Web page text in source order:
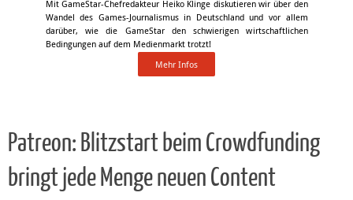
Mit GameStar-Chefredakteur Heiko Klinge diskutieren wir über den
Wandel des Games-Journalismus in Deutschland und vor allem
darüber, wie die GameStar den schwierigen wirtschaftlichen
Bedingungen auf dem Medienmarkt trotzt!
Mehr Infos
Patreon: Blitzstart beim Crowdfunding
bringt jede Menge neuen Content